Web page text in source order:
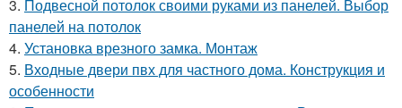
3. Подвесной потолок своими руками из панелей. Выбор
панелей на потолок
4. Установка врезного замка. Монтаж
5. Входные двери пвх для частного дома. Конструкция и
особенности